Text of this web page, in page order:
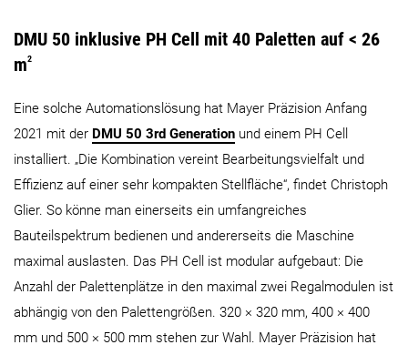
DMU 50 inklusive PH Cell mit 40 Paletten auf < 26
m2
Eine solche Automationslösung hat Mayer Präzision Anfang
2021 mit der DMU 50 3rd Generation und einem PH Cell
installiert. „Die Kombination vereint Bearbeitungsvielfalt und
Effizienz auf einer sehr kompakten Stellfläche“, findet Christoph
Glier. So könne man einerseits ein umfangreiches
Bauteilspektrum bedienen und andererseits die Maschine
maximal auslasten. Das PH Cell ist modular aufgebaut: Die
Anzahl der Palettenplätze in den maximal zwei Regalmodulen ist
abhängig von den Palettengrößen. 320 × 320 mm, 400 × 400
mm und 500 × 500 mm stehen zur Wahl. Mayer Präzision hat